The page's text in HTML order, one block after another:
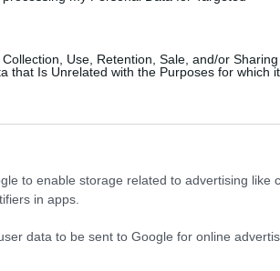
Use, Retention, Sale, and/or Sharing
that Is Unrelated with the Purposes for which it
to enable storage related to advertising like
in apps.
data to be sent to Google for online
10 22 7 1
10 19 6 1